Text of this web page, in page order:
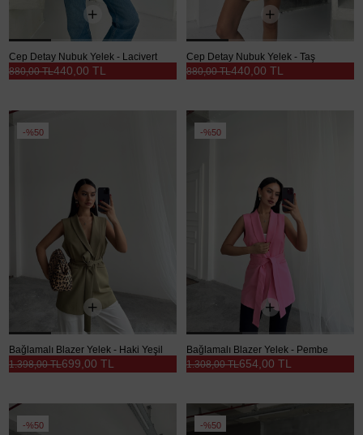
Cep Detay Nubuk Yelek - Lacivert
440,00 TL
880,00 TL
Cep Detay Nubuk Yelek - Taş
440,00 TL
880,00 TL
%50
Bağlamalı Blazer Yelek - Haki Yeşil
699,00 TL
1.398,00 TL
%50
Bağlamalı Blazer Yelek - Pembe
654,00 TL
1.308,00 TL
%50 %50